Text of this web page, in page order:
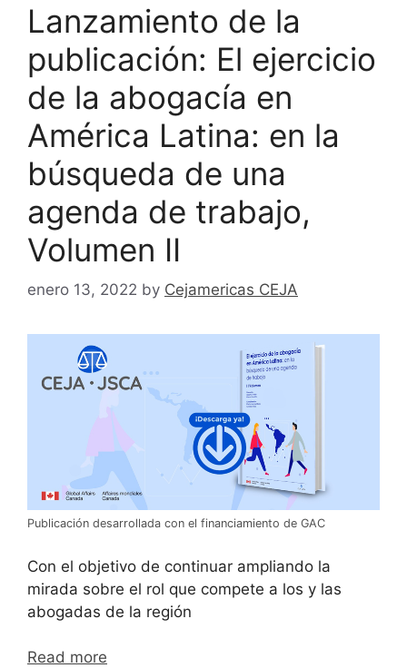
Lanzamiento de la
publicación: El ejercicio
de la abogacía en
América Latina: en la
búsqueda de una
agenda de trabajo,
Volumen II
enero 13, 2022 by Cejamericas CEJA
Publicación desarrollada con el financiamiento de GAC
Con el objetivo de continuar ampliando la
mirada sobre el rol que compete a los y las
abogadas de la región
Read more